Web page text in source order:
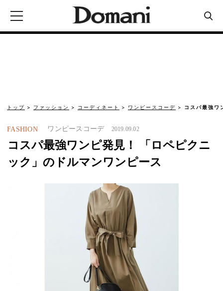
トップ ファッション コーディネート ワンピースコーデ コスパ最強ワ
FASHION ワンピースコーデ 2019.09.02
コスパ最強ワンピ発見！ 「ロペピクニ
ック」のドルマンワンピース